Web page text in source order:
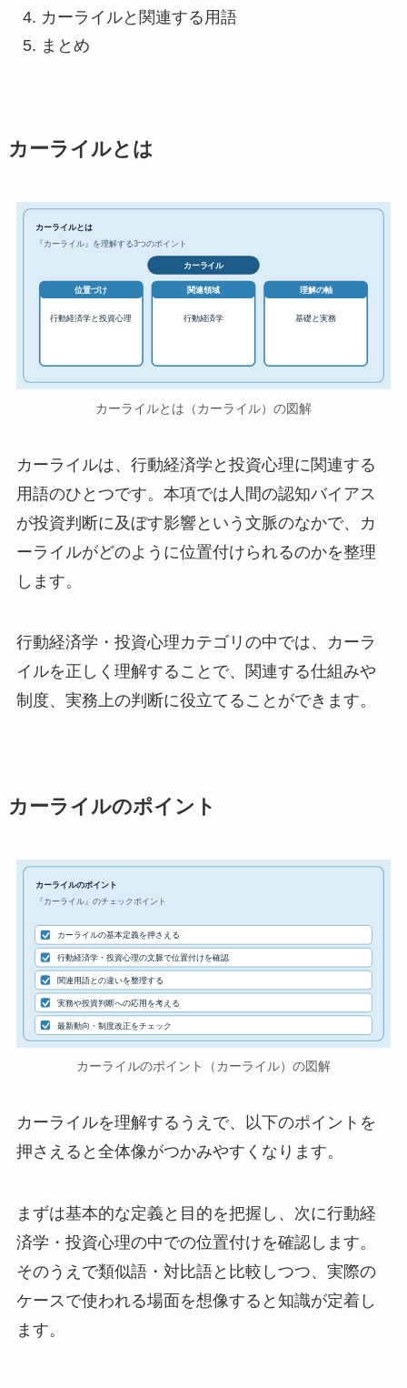
カーライルと関連する用語
まとめ
カーライルとは
カーライルとは
『カーライル』を理解する3つのポイント
カーライル
位置づけ
行動経済学と投資心理
関連領域
行動経済学
理解の軸
基礎と実務
カーライルとは（カーライル）の図解
カーライルは、行動経済学と投資心理に関連する
用語のひとつです。本項では人間の認知バイアス
が投資判断に及ぼす影響という文脈のなかで、カ
ーライルがどのように位置付けられるのかを整理
します。
行動経済学・投資心理カテゴリの中では、カーラ
イルを正しく理解することで、関連する仕組みや
制度、実務上の判断に役立てることができます。
カーライルのポイント
カーライルのポイント
『カーライル』のチェックポイント
カーライルの基本定義を押さえる
行動経済学・投資心理の文脈で位置付けを確認
関連用語との違いを整理する
実務や投資判断への応用を考える
最新動向・制度改正をチェック
カーライルのポイント（カーライル）の図解
カーライルを理解するうえで、以下のポイントを
押さえると全体像がつかみやすくなります。
まずは基本的な定義と目的を把握し、次に行動経
済学・投資心理の中での位置付けを確認します。
そのうえで類似語・対比語と比較しつつ、実際の
ケースで使われる場面を想像すると知識が定着し
ます。